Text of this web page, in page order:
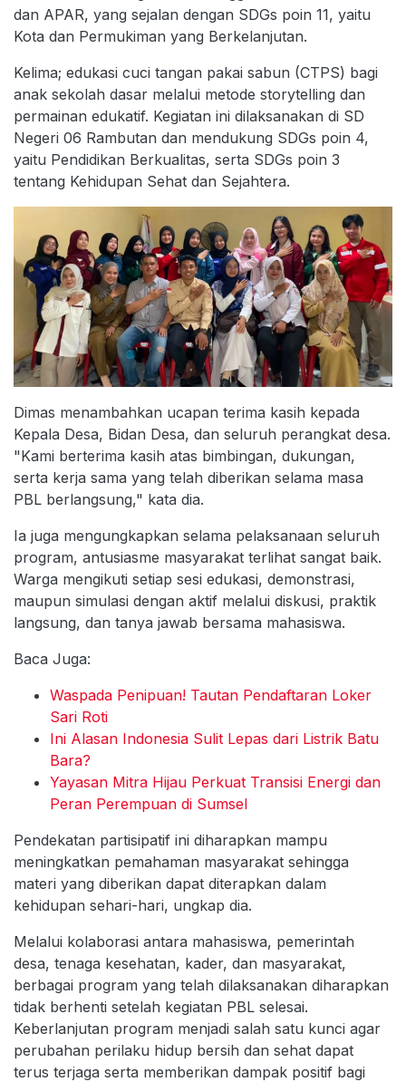
dan APAR, yang sejalan dengan SDGs poin 11, yaitu
Kota dan Permukiman yang Berkelanjutan.
Kelima; edukasi cuci tangan pakai sabun (CTPS) bagi
anak sekolah dasar melalui metode storytelling dan
permainan edukatif. Kegiatan ini dilaksanakan di SD
Negeri 06 Rambutan dan mendukung SDGs poin 4,
yaitu Pendidikan Berkualitas, serta SDGs poin 3
tentang Kehidupan Sehat dan Sejahtera.
Dimas menambahkan ucapan terima kasih kepada
Kepala Desa, Bidan Desa, dan seluruh perangkat desa.
"Kami berterima kasih atas bimbingan, dukungan,
serta kerja sama yang telah diberikan selama masa
PBL berlangsung," kata dia.
Ia juga mengungkapkan selama pelaksanaan seluruh
program, antusiasme masyarakat terlihat sangat baik.
Warga mengikuti setiap sesi edukasi, demonstrasi,
maupun simulasi dengan aktif melalui diskusi, praktik
langsung, dan tanya jawab bersama mahasiswa.
Baca Juga:
Waspada Penipuan! Tautan Pendaftaran Loker
Sari Roti
Ini Alasan Indonesia Sulit Lepas dari Listrik Batu
Bara?
Yayasan Mitra Hijau Perkuat Transisi Energi dan
Peran Perempuan di Sumsel
Pendekatan partisipatif ini diharapkan mampu
meningkatkan pemahaman masyarakat sehingga
materi yang diberikan dapat diterapkan dalam
kehidupan sehari-hari, ungkap dia.
Melalui kolaborasi antara mahasiswa, pemerintah
desa, tenaga kesehatan, kader, dan masyarakat,
berbagai program yang telah dilaksanakan diharapkan
tidak berhenti setelah kegiatan PBL selesai.
Keberlanjutan program menjadi salah satu kunci agar
perubahan perilaku hidup bersih dan sehat dapat
terus terjaga serta memberikan dampak positif bagi